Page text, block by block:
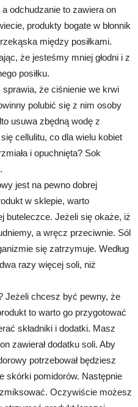
odchudzanie to zawiera on
produkty bogate w błonnik
między posiłkami.
że jesteśmy mniej głodni i z
posiłku.
że ciśnienie we krwi
polubić się z nim osoby
usuwa zbędną wodę z
cellulitu, co dla wielu kobiet
i opuchnięta? Sok
jest na pewno dobrej
w sklepie, warto
buteleczce. Jeżeli się okaże, iż
a wręcz przeciwnie. Sól
się zatrzymuje. Według
razy więcej soli, niż
Jeżeli chcesz być pewny, że
to warto go przygotować
składniki i dodatki. Masz
zawierał dodatku soli. Aby
potrzebował będziesz
skórki pomidorów. Następnie
Oczywiście możesz